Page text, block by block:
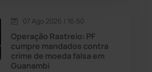
Monte Alto
07 Ago 2026 / 16:50
Operação Rastreio: PF
cumpre mandados contra
crime de moeda falsa em
Guanambi